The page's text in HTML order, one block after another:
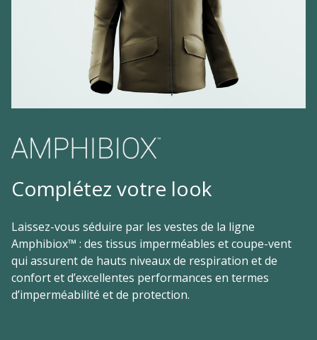
Complétez votre look
Laissez-vous séduire par les vestes de la ligne
Amphibiox™ : des tissus imperméables et coupe-vent
qui assurent de hauts niveaux de respiration et de
confort et d’excellentes performances en termes
d’imperméabilité et de protection.